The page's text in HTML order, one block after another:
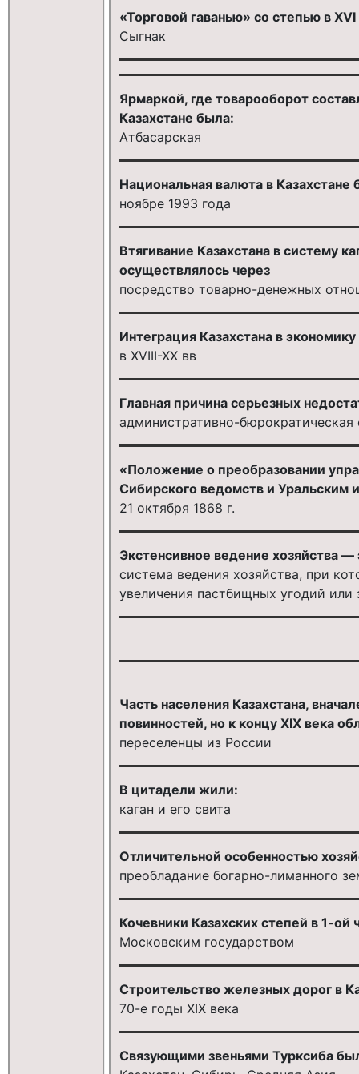
«Торговой гаванью» со степью в
Сыгнак
Ярмаркой, где товарооборот
Казахстане была:
Атбасарская
Национальная валюта в Казахстане
ноябре 1993 года
Втягивание Казахстана в систему
осуществлялось через
посредство товарно-денежных
Интеграция Казахстана в
в XVIII-XX вв
Главная причина серьезных
административно-бюрократическая
«Положение о преобразовании
Сибирского ведомств и Уральским
21 октября 1868 г.
Экстенсивное ведение хозяйства —
система ведения хозяйства, при
увеличения пастбищных угодий
Часть населения Казахстана,
повинностей, но к концу XIX века
переселенцы из России
В цитадели жили:
каган и его свита
Отличительной особенностью
преобладание богарно-лиманного
Кочевники Казахских степей в 1-ой
Московским государством
Строительство железных дорог в
70-е годы XIX века
Связующими звеньями Турксиба